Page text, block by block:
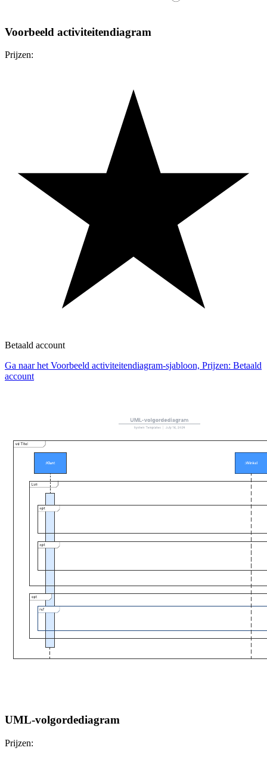
Voorbeeld activiteitendiagram
Prijzen:
Betaald account
Ga naar het Voorbeeld activiteitendiagram-sjabloon, Prijzen: Betaald
account
UML-volgordediagram
Prijzen: